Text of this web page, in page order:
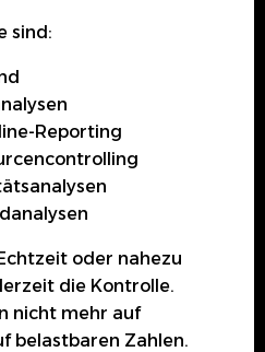
sind:
Reporting
oder nahezu
die Kontrolle.
nicht mehr auf
belastbaren Zahlen.